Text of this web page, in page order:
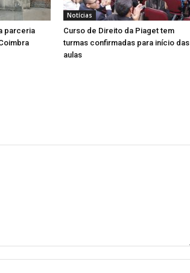
parceria
Notícias
Curso de Direito da Piaget tem
turmas confirmadas para início das
aulas